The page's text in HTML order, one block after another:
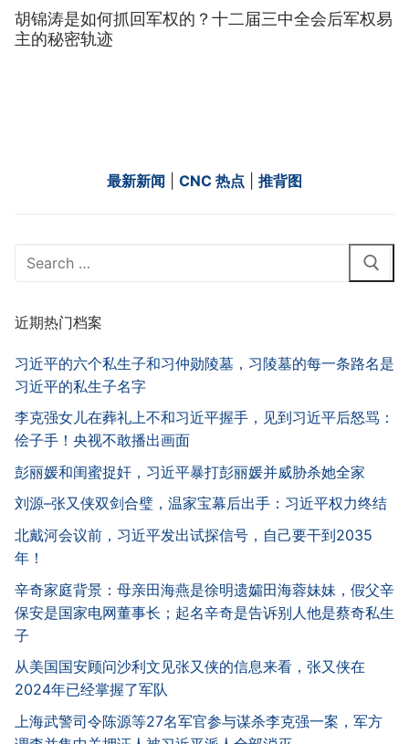
胡锦涛是如何抓回军权的？十二届三中全会后军权易
主的秘密轨迹
最新新闻 CNC 热点 推背图
Search
近期热门档案
习近平的六个私生子和习仲勋陵墓，习陵墓的每一条路名是
习近平的私生子名字
李克强女儿在葬礼上不和习近平握手，见到习近平后怒骂：
侩子手！央视不敢播出画面
彭丽媛和闺蜜捉奸，习近平暴打彭丽媛并威胁杀她全家
刘源–张又侠双剑合璧，温家宝幕后出手：习近平权力终结
北戴河会议前，习近平发出试探信号，自己要干到2035
年！
辛奇家庭背景：母亲田海燕是徐明遗孀田海蓉妹妹，假父辛
保安是国家电网董事长；起名辛奇是告诉别人他是蔡奇私生
子
从美国国安顾问沙利文见张又侠的信息来看，张又侠在
2024年已经掌握了军队
上海武警司令陈源等27名军官参与谋杀李克强一案，军方